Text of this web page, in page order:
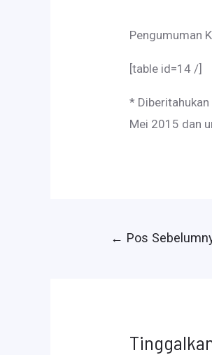
Pengumuman
[table id=14 /]
*
Mei 2015 dan
Navigasi
← Pos